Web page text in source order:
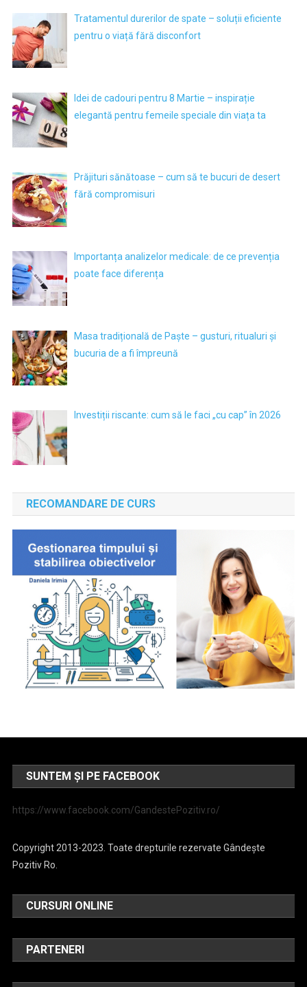
Tratamentul durerilor de spate – soluții eficiente
pentru o viață fără disconfort
Idei de cadouri pentru 8 Martie – inspirație
elegantă pentru femeile speciale din viața ta
Prăjituri sănătoase – cum să te bucuri de desert
fără compromisuri
Importanța analizelor medicale: de ce prevenția
poate face diferența
Masa tradițională de Paște – gusturi, ritualuri și
bucuria de a fi împreună
Investiții riscante: cum să le faci „cu cap” în 2026
RECOMANDARE DE CURS
SUNTEM ȘI PE FACEBOOK
https://www.facebook.com/GandestePozitiv.ro/
Copyright 2013-2023. Toate drepturile rezervate Gândește
Pozitiv Ro.
CURSURI ONLINE
PARTENERI